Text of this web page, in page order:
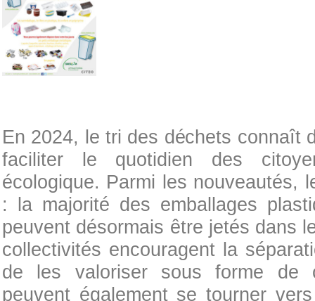
En 2024, le tri des déchets connaît
faciliter le quotidien des
écologique. Parmi les nouveautés,
: la majorité des emballages
peuvent désormais être jetés dans
collectivités encouragent la
de les valoriser sous forme de
peuvent également se tourner